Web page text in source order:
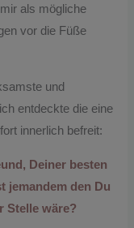
als mögliche
vor die Füße
und
entdeckte die eine
innerlich befreit:
Deiner besten
jemandem den Du
Stelle wäre?